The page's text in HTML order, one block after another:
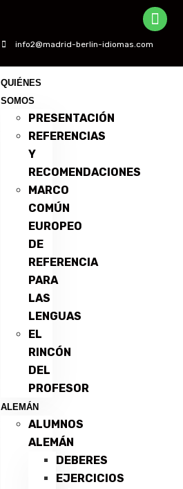
info2@madrid-berlin-idiomas.com
QUIÉNES
SOMOS
PRESENTACIÓN
REFERENCIAS
Y
RECOMENDACIONES
MARCO
COMÚN
EUROPEO
DE
REFERENCIA
PARA
LAS
LENGUAS
EL
RINCÓN
DEL
PROFESOR
ALEMÁN
ALUMNOS
ALEMÁN
DEBERES
EJERCICIOS